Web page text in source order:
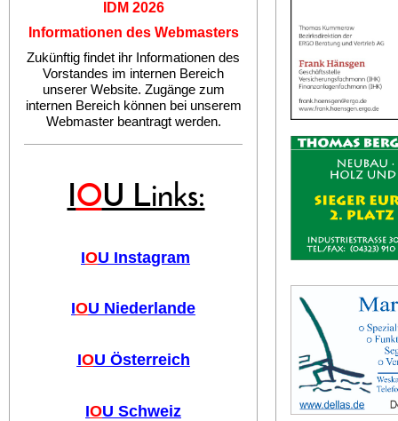
IDM 2026
Informationen des Webmasters
Zukünftig findet ihr Informationen des
Vorstandes im internen Bereich
unserer Website. Zugänge zum
internen Bereich können bei unserem
Webmaster beantragt werden.
IOU Links:
IOU Instagram
IOU Niederlande
IOU Österreich
IOU Schweiz